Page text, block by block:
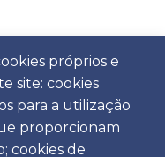
próprios e
site: cookies
para a utilização
proporcionam
cookies de
especificado AC